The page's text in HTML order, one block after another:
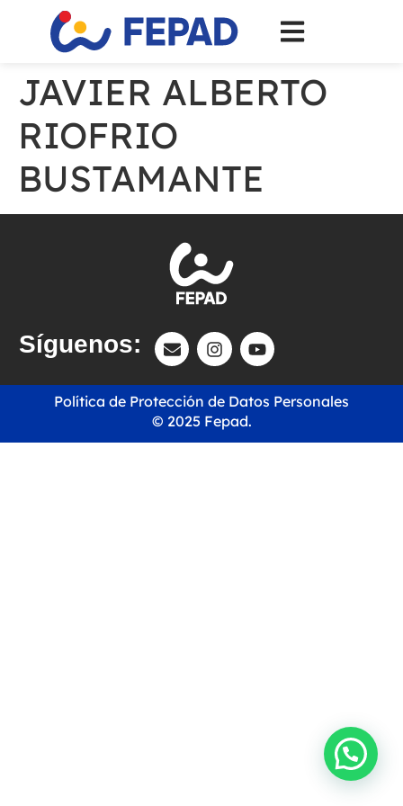
JAVIER ALBERTO
RIOFRIO
BUSTAMANTE
Síguenos:
© 2025 Fepad.
Política de Protección de Datos Personales